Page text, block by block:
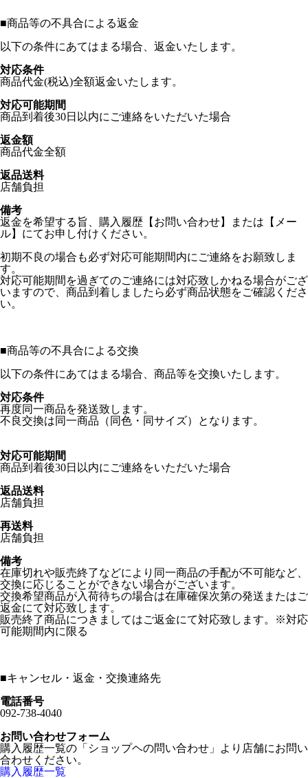
■商品等の不具合による返金
以下の条件にあてはまる場合、返金いたします。
対応条件
商品代金(税込)全額返金いたします。
対応可能期間
商品到着後30日以内にご連絡をいただいた場合
返金額
商品代金全額
返品送料
店舗負担
備考
返金を希望する旨、購入履歴【お問い合わせ】または【メー
ル】にてお申し付けください。
初期不良の場合も必ず対応可能期間内にご連絡をお願致しま
す。
対応可能期間を過ぎてのご連絡には対応致しかねる場合がござ
いますので、商品到着しましたら必ず商品状態をご確認くださ
い。
■商品等の不具合による交換
以下の条件にあてはまる場合、商品等を交換いたします。
対応条件
再度同一商品を発送致します。
不良交換は同一商品（同色・同サイズ）となります。
対応可能期間
商品到着後30日以内にご連絡をいただいた場合
返品送料
店舗負担
再送料
店舗負担
備考
在庫切れや販売終了などにより同一商品の手配が不可能など、
交換に応じることができない場合がございます。
交換希望商品が入荷待ちの場合は在庫確保次第の発送またはご
返金にて対応致します。
販売終了商品につきましてはご返金にて対応致します。※対応
可能期間内に限る
■キャンセル・返金・交換連絡先
電話番号
092-738-4040
お問い合わせフォーム
購入履歴一覧の「ショップヘの問い合わせ」より店舗にお問い
合わせください。
購入履歴一覧